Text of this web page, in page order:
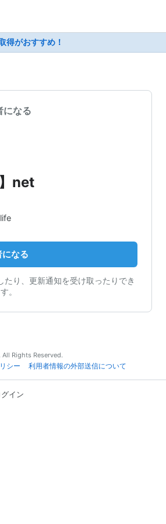
得がおすすめ！
になる
net
なる
り、更新通知を受け取ったりでき
。
Rights Reserved.
シー 利用者情報の外部送信について
グイン